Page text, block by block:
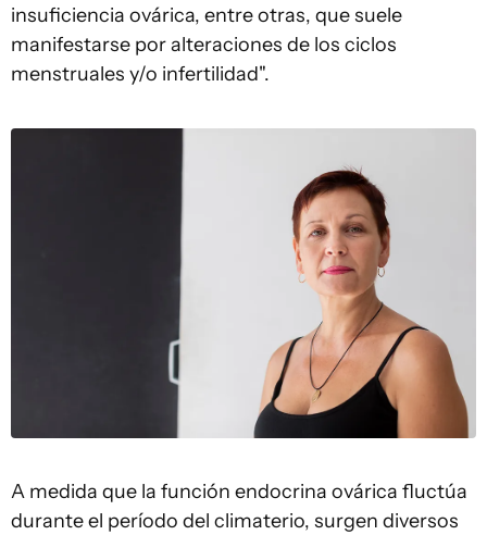
insuficiencia ovárica, entre otras, que suele
manifestarse por alteraciones de los ciclos
menstruales y/o infertilidad".
A medida que la función endocrina ovárica fluctúa
durante el período del climaterio, surgen diversos